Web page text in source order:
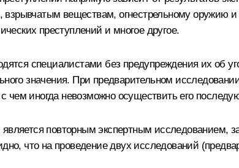
взрывчатым веществам, огнестрельному оружию
преступлений и многое другое.
специалистами без предупреждения их об
значения. При предварительном
чем иногда невозможно осуществить его
является повторным экспертным
что на проведение двух исследований